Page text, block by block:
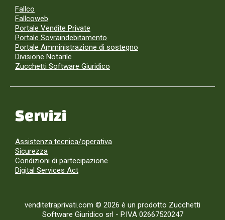
Fallco
Fallcoweb
Portale Vendite Private
Portale Sovraindebitamento
Portale Amministrazione di sostegno
Divisione Notarile
Zucchetti Software Giuridico
Servizi
Assistenza tecnica/operativa
Sicurezza
Condizioni di partecipazione
Digital Services Act
venditetraprivati.com © 2026 è un prodotto Zucchetti
Software Giuridico srl - P.IVA 02667520247